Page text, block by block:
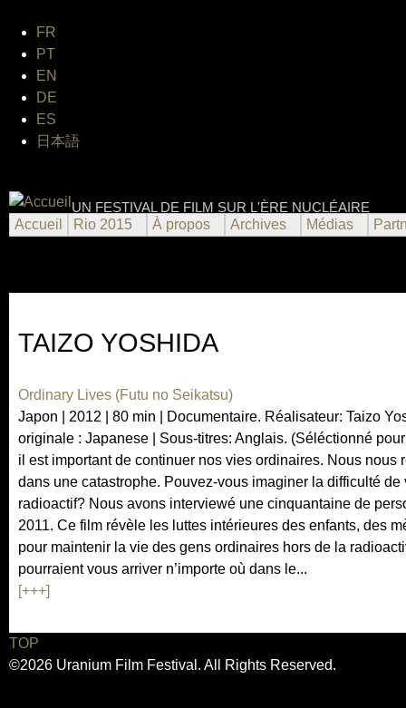
FR
PT
EN
DE
ES
日本語
UN FESTIVAL DE FILM SUR L'ÈRE NUCLÉAIRE
TAIZO YOSHIDA
Ordinary Lives (Futu no Seikatsu)
Japon | 2012 | 80 min | Documentaire. Réalisateur: Taizo
originale : Japanese | Sous-titres: Anglais. (Séléctionné
il est important de continuer nos vies ordinaires. Nous nous
dans une catastrophe. Pouvez-vous imaginer la difficulté
radioactif? Nous avons interviewé une cinquantaine de
2011. Ce film révèle les luttes intérieures des enfants, des
pour maintenir la vie des gens ordinaires hors de la
pourraient vous arriver n’importe où dans le...
[+++]
Accueil Rio 2015 À propos Archives Médias
TOP
©2026 Uranium Film Festival. All Rights Reserved.